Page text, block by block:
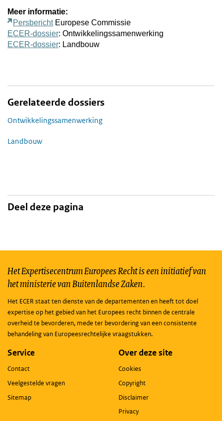
Meer informatie:
Persbericht Europese Commissie
ECER-dossier: Ontwikkelingssamenwerking
ECER-dossier: Landbouw
Gerelateerde dossiers
Ontwikkelingssamenwerking
Landbouw
Deel deze pagina
Het Expertisecentrum Europees Recht is een initiatief van
het ministerie van Buitenlandse Zaken.
Het ECER staat ten dienste van de departementen en heeft tot doel
expertise op het gebied van het Europees recht binnen de centrale
overheid te bevorderen, mede ter bevordering van een consistente
behandeling van Europeesrechtelijke vraagstukken.
Service
Contact
Veelgestelde vragen
Sitemap
Over deze site
Cookies
Copyright
Disclaimer
Privacy